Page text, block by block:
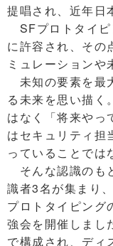
提唱され、近年日
SFプロトタイピ
に許容され、その
ミュレーションや
未知の要素を最
る未来を思い描く
はなく「将来やっ
はセキュリティ担
っていることでは
そんな認識のも
識者3名が集まり
プロトタイピング
強会を開催しまし
で構成され、ディ